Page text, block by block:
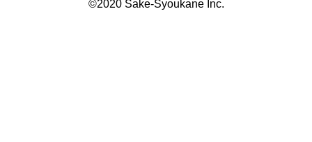
©2020 Sake-Syoukane Inc.